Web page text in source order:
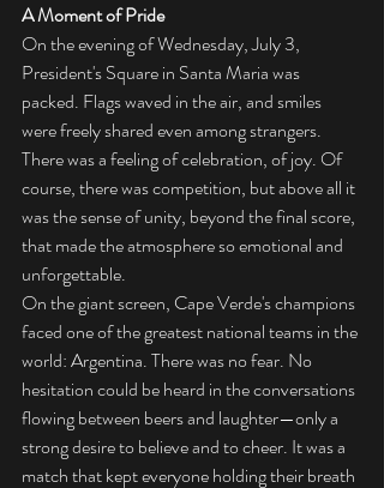
A Moment of Pride
On the evening of Wednesday, July 3,
President's Square in Santa Maria was
packed. Flags waved in the air, and smiles
were freely shared even among strangers.
There was a feeling of celebration, of joy. Of
course, there was competition, but above all it
was the sense of unity, beyond the final score,
that made the atmosphere so emotional and
unforgettable.
On the giant screen, Cape Verde's champions
faced one of the greatest national teams in the
world: Argentina. There was no fear. No
hesitation could be heard in the conversations
flowing between beers and laughter—only a
strong desire to believe and to cheer. It was a
match that kept everyone holding their breath